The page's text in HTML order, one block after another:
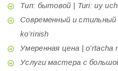
Тип: бытовой | Turi: uy
Современный и стильный
ko'rinish
Умеренная цена | o'rtacha
Услуги мастера с